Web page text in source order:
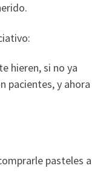
hieren, si no ya
pacientes, y ahora
pasteles a